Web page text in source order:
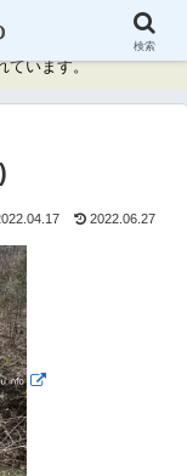
ています。
2022.06.27
検索